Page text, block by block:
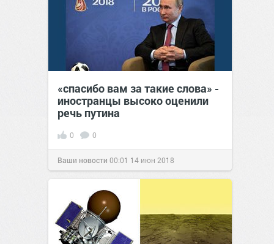
«спасибо вам за такие слова» -
иностранцы высоко оценили
речь путина
0 0
Ваши новости 00:01 14 июн 2018